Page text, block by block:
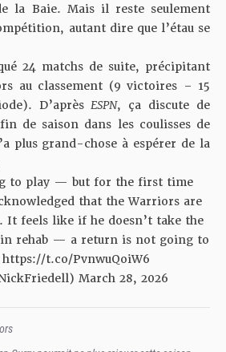
la Baie. Mais il reste seulement
autant dire que l’étau se
24 matchs de suite, précipitant
au classement (9 victoires – 15
D’aprèsESPN, ça discute de
de saison dans les coulisses de
plus grand-chose à espérer de la
to play — but for the first time
that the Warriors are
feels like if he doesn’t take the
in rehab — a return is not going to
https://t.co/PvnwuQoiW6
March 28, 2026